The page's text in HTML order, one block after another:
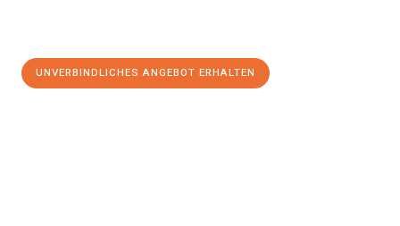
UNVERBINDLICHES ANGEBOT ERHALTEN